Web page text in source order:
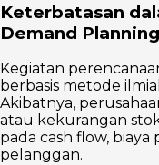
Keterbatasan
Demand Planning
Kegiatan
berbasis metode
Akibatnya,
atau kekurangan
pada cash flow,
pelanggan.